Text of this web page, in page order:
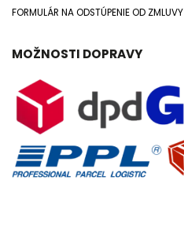
FORMULÁR NA ODSTÚPENIE OD ZMLUVY
MOŽNOSTI DOPRAVY